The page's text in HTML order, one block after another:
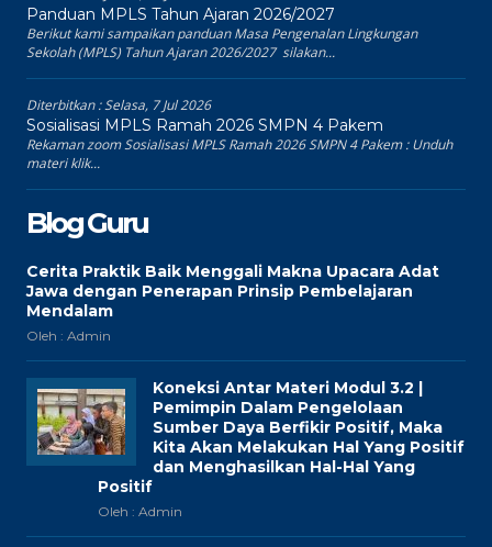
Panduan MPLS Tahun Ajaran 2026/2027
Berikut kami sampaikan panduan Masa Pengenalan Lingkungan
Sekolah (MPLS) Tahun Ajaran 2026/2027 silakan...
Diterbitkan :Selasa, 7 Jul 2026
Sosialisasi MPLS Ramah 2026 SMPN 4 Pakem
Rekaman zoom Sosialisasi MPLS Ramah 2026 SMPN 4 Pakem : Unduh
materi klik...
Blog Guru
Cerita Praktik Baik Menggali Makna Upacara Adat
Jawa dengan Penerapan Prinsip Pembelajaran
Mendalam
Oleh : Admin
Koneksi Antar Materi Modul 3.2 |
Pemimpin Dalam Pengelolaan
Sumber Daya Berfikir Positif, Maka
Kita Akan Melakukan Hal Yang Positif
dan Menghasilkan Hal-Hal Yang
Positif
Oleh : Admin